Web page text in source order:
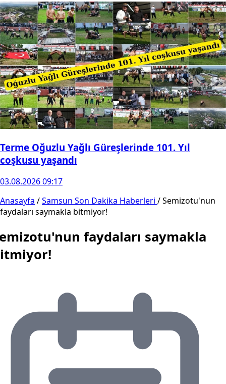
Terme Oğuzlu Yağlı Güreşlerinde 101. Yıl
coşkusu yaşandı
03.08.2026 09:17
Anasayfa /Samsun Son Dakika Haberleri /Semizotu'nun
faydaları saymakla bitmiyor!
faydaları saymakla